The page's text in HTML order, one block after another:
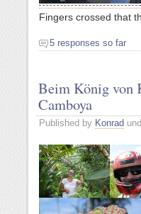
Fingers crossed that
5 responses so far
Beim König von
Camboya
Published by Konrad